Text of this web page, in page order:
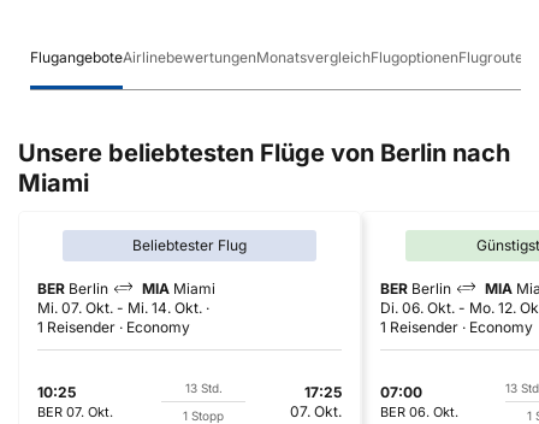
FlugangeboteAirlinebewertungenMonatsvergleichFlugoptionenFlugrouten
Unsere beliebtesten Flüge von Berlin nach
Miami
Beliebtester Flug
BER Berlin MIA Miami
Mi. 07. Okt. - Mi. 14. Okt.
1 Reisender
Economy
10:25
BER 07. Okt.
13 Std.
1 Stopp
17:25
07. Okt.
BER Berlin MIA
Di. 06. Okt. - Mo. 12.
1 Reisender
Economy
07:00
BER 06. Okt.
13
1